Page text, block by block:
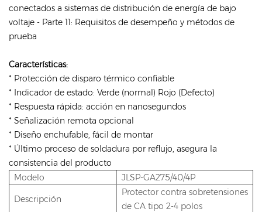
conectados a sistemas de distribución de energía de bajo
voltaje - Parte 11: Requisitos de desempeño y métodos de
prueba
Características:
* Protección de disparo térmico confiable
* Indicador de estado: Verde (normal) Rojo (Defecto)
* Respuesta rápida: acción en nanosegundos
* Señalización remota opcional
* Diseño enchufable, fácil de montar
* Último proceso de soldadura por reflujo, asegura la
consistencia del producto
Modelo
JLSP-GA275/40/4P
Descripción
Protector contra sobretensiones
de CA tipo 2-4 polos